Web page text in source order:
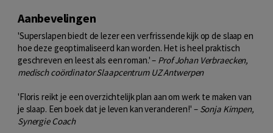
Aanbevelingen
'Superslapen biedt de lezer een verfrissende kijk op de slaap en
hoe deze geoptimaliseerd kan worden. Het is heel praktisch
geschreven en leest als een roman.' – Prof Johan Verbraecken,
medisch coördinator Slaapcentrum UZ Antwerpen
'Floris reikt je een overzichtelijk plan aan om werk te maken van
je slaap. Een boek dat je leven kan veranderen!' – Sonja Kimpen,
Synergie Coach